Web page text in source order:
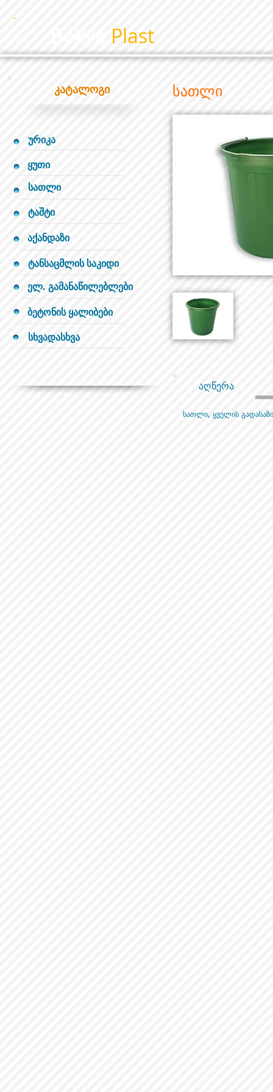
Plast
კატალოგი
ურიკა
ყუთი
ტაშტი
აქანდაზი
ტანსაცმლის საკიდი
ელ. გამანაწილებლები
ბეტონის ყალიბები
სხვადასხვა
სათლი
სათლი
აღწერა
სათლი, ყველის